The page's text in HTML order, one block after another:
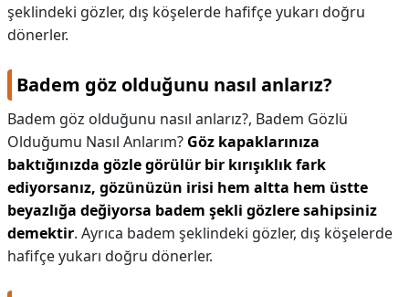
şeklindeki gözler, dış köşelerde hafifçe yukarı doğru
dönerler.
Badem göz olduğunu nasıl anlarız?
Badem göz olduğunu nasıl anlarız?, Badem Gözlü
Olduğumu Nasıl Anlarım? Göz kapaklarınıza
baktığınızda gözle görülür bir kırışıklık fark
ediyorsanız, gözünüzün irisi hem altta hem üstte
beyazlığa değiyorsa badem şekli gözlere sahipsiniz
demektir. Ayrıca badem şeklindeki gözler, dış köşelerde
hafifçe yukarı doğru dönerler.